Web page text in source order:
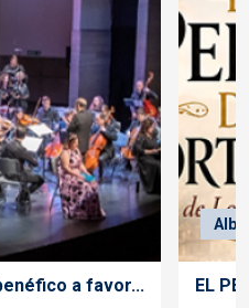
a favor... EL